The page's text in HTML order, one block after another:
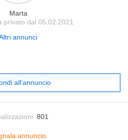
Marta
privato dal 05.02.2021
annunci
all’annuncio
801
annuncio